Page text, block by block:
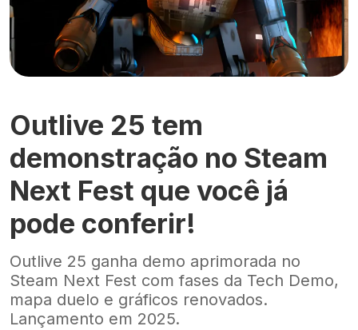
Outlive 25 tem
demonstração no Steam
Next Fest que você já
pode conferir!
Outlive 25 ganha demo aprimorada no
Steam Next Fest com fases da Tech Demo,
mapa duelo e gráficos renovados.
Lançamento em 2025.